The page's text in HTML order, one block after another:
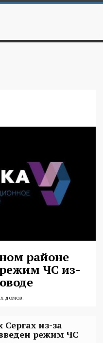
районе
ЧС из-
домов.
из-за
режим ЧС